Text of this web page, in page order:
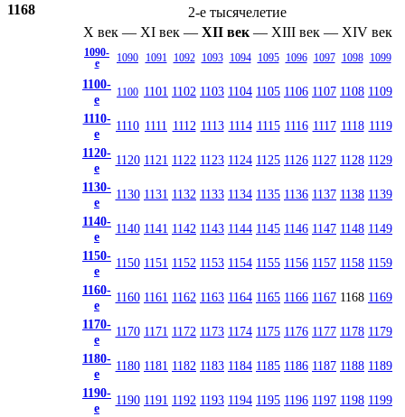
2-е тысячелетие
X век— XI век— XII век— XIII век— XIV век
1090-
е
1090 1091 1092 1093 1094 1095 1096 1097 1098 1099
1100-
е
1100 1101 1102 1103 1104 1105 1106 1107 1108 1109
1110-
е
1110 1111 1112 1113 1114 1115 1116 1117 1118 1119
1120-
е
1120 1121 1122 1123 1124 1125 1126 1127 1128 1129
1130-
е
1130 1131 1132 1133 1134 1135 1136 1137 1138 1139
1140-
е
1140 1141 1142 1143 1144 1145 1146 1147 1148 1149
1150-
е
1150 1151 1152 1153 1154 1155 1156 1157 1158 1159
1160-
е
1160 1161 1162 1163 1164 1165 1166 1167 1168 1169
1170-
е
1170 1171 1172 1173 1174 1175 1176 1177 1178 1179
1180-
е
1180 1181 1182 1183 1184 1185 1186 1187 1188 1189
1190-
е
1190 1191 1192 1193 1194 1195 1196 1197 1198 1199
1168